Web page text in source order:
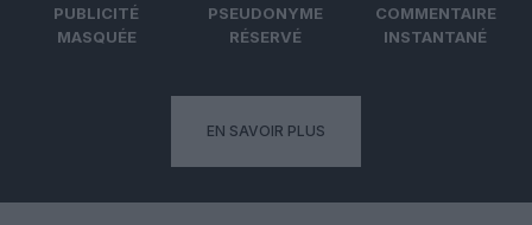
PUBLICITÉ
MASQUÉE
PSEUDONYME
RÉSERVÉ
COMMENTAIRE
INSTANTANÉ
EN SAVOIR PLUS